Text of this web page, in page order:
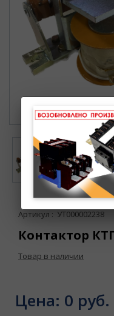
Артикул : УТ000002238
Контактор
Товар в наличии
Цена: 0 руб.